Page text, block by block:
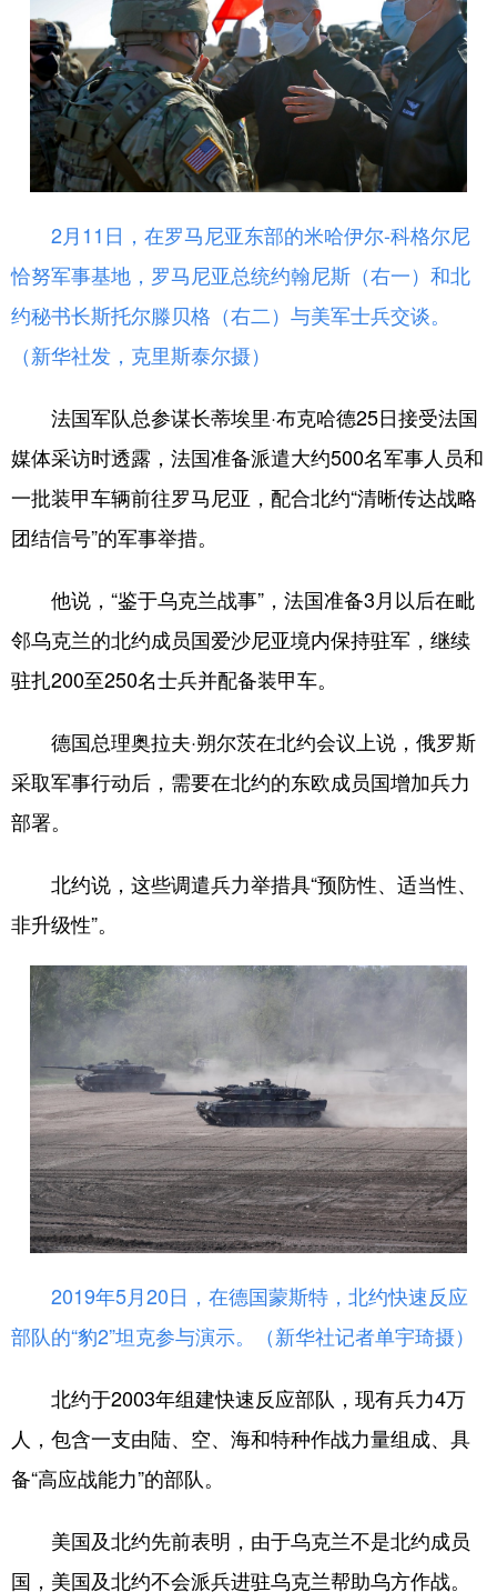
吉林 上海 江苏
浙江 安徽 福建 江西
山东 河南 湖北 湖南
广东 广西
四川 贵州 云南 西藏
陕西 甘肃 青海 宁夏
新疆 内蒙古 黑龙江
English Español Français عربى
Русский язык 日本語 한국어
2月11日，在罗马尼亚东部的米哈伊尔-科格尔尼
恰努军事基地，罗马尼亚总统约翰尼斯（右一）和北
约秘书长斯托尔滕贝格（右二）与美军士兵交谈。
（新华社发，克里斯泰尔摄）
法国军队总参谋长蒂埃里·布克哈德25日接受法国
媒体采访时透露，法国准备派遣大约500名军事人员和
一批装甲车辆前往罗马尼亚，配合北约“清晰传达战略
团结信号”的军事举措。
他说，“鉴于乌克兰战事”，法国准备3月以后在毗
邻乌克兰的北约成员国爱沙尼亚境内保持驻军，继续
驻扎200至250名士兵并配备装甲车。
德国总理奥拉夫·朔尔茨在北约会议上说，俄罗斯
采取军事行动后，需要在北约的东欧成员国增加兵力
部署。
北约说，这些调遣兵力举措具“预防性、适当性、
非升级性”。
2019年5月20日，在德国蒙斯特，北约快速反应
部队的“豹2”坦克参与演示。（新华社记者单宇琦摄）
北约于2003年组建快速反应部队，现有兵力4万
人，包含一支由陆、空、海和特种作战力量组成、具
备“高应战能力”的部队。
美国及北约先前表明，由于乌克兰不是北约成员
国，美国及北约不会派兵进驻乌克兰帮助乌方作战。